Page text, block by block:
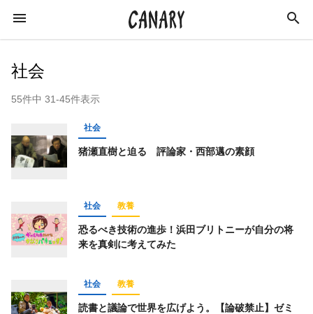
キーワード
経済 政治 猪瀬直樹
カルチャー 特集 ライフスタイル
オフ会レポート 読書
社会
55件中 31-45件表示
社会
猪瀬直樹と迫る 評論家・西部邁の素顔
社会 教養
恐るべき技術の進歩！浜田ブリトニーが自分の将
来を真剣に考えてみた
社会 教養
読書と議論で世界を広げよう。【論破禁止】ゼミ